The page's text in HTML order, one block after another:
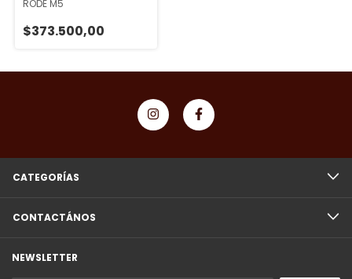
RODE M5
$373.500,00
CATEGORÍAS
CONTACTÁNOS
NEWSLETTER